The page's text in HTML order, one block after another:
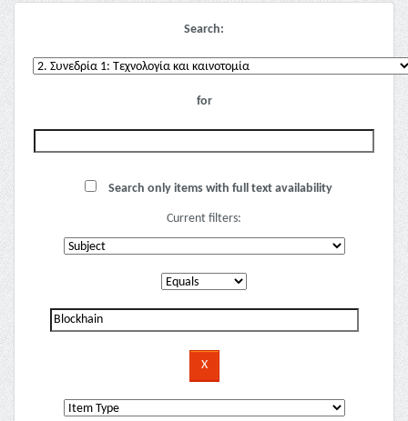
Search:
for
Search only items with full text availability
Current filters: